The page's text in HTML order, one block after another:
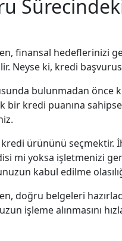
finansal hedeflerinizi
Neyse ki, kredi
bulunmadan önce
kredi puanına
ürününü seçmektir.
mi yoksa işletmenizi
kabul edilme
doğru belgeleri
işleme alınmasını